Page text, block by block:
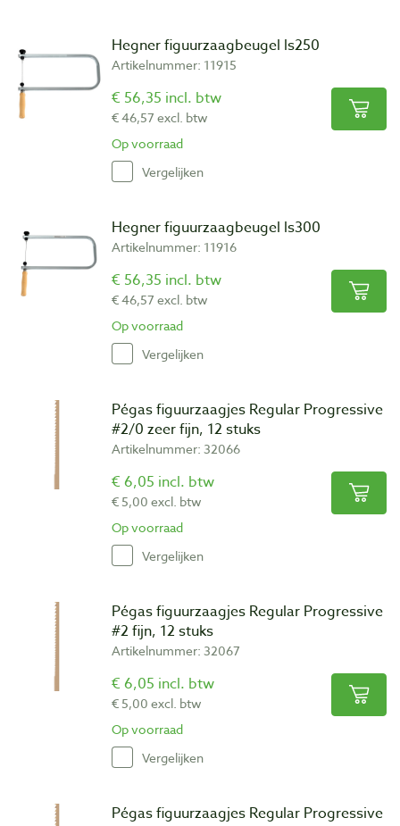
Hegner figuurzaagbeugel ls250
Artikelnummer: 11915
€ 56,35 incl. btw
€ 46,57 excl. btw
Op voorraad
Vergelijken
Hegner figuurzaagbeugel ls300
Artikelnummer: 11916
€ 56,35 incl. btw
€ 46,57 excl. btw
Op voorraad
Vergelijken
Pégas figuurzaagjes Regular Progressive
#2/0 zeer fijn, 12 stuks
Artikelnummer: 32066
€ 6,05 incl. btw
€ 5,00 excl. btw
Op voorraad
Vergelijken
Pégas figuurzaagjes Regular Progressive
#2 fijn, 12 stuks
Artikelnummer: 32067
€ 6,05 incl. btw
€ 5,00 excl. btw
Op voorraad
Vergelijken
Pégas figuurzaagjes Regular Progressive